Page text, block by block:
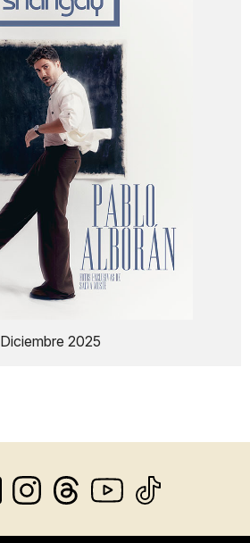
Diciembre 2025